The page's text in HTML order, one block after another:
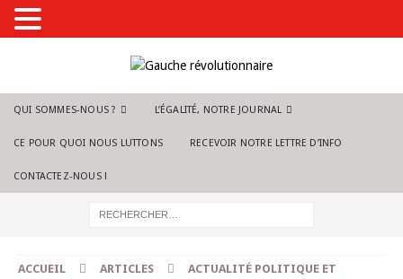
QUI SOMMES-NOUS ? L’ÉGALITÉ, NOTRE JOURNAL
CE POUR QUOI NOUS LUTTONS RECEVOIR NOTRE LETTRE D’INFO
CONTACTEZ-NOUS !
ACCUEIL ARTICLES
ACTUALITÉ POLITIQUE ET